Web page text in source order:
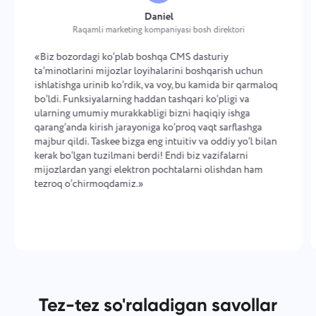
Daniel
Raqamli marketing kompaniyasi bosh direktori
«Biz bozordagi ko’plab boshqa CMS dasturiy
ta’minotlarini mijozlar loyihalarini boshqarish uchun
ishlatishga urinib ko’rdik, va voy, bu kamida bir qarmaloq
bo’ldi. Funksiyalarning haddan tashqari ko’pligi va
ularning umumiy murakkabligi bizni haqiqiy ishga
qarang’anda kirish jarayoniga ko’proq vaqt sarflashga
majbur qildi. Taskee bizga eng intuitiv va oddiy yo’l bilan
kerak bo’lgan tuzilmani berdi! Endi biz vazifalarni
mijozlardan yangi elektron pochtalarni olishdan ham
tezroq o’chirmoqdamiz.»
Tez-tez so'raladigan savollar